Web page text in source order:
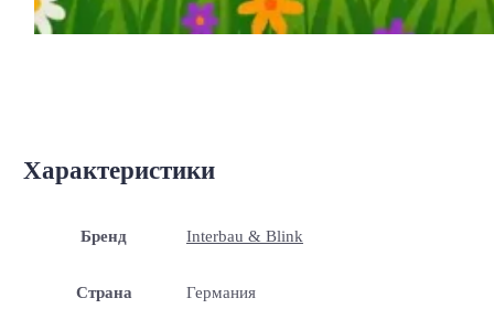
Характеристики
Бренд Interbau & Blink
Страна Германия